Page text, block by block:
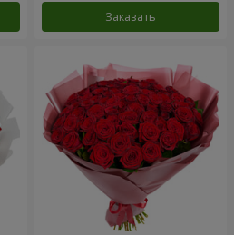
Заказать